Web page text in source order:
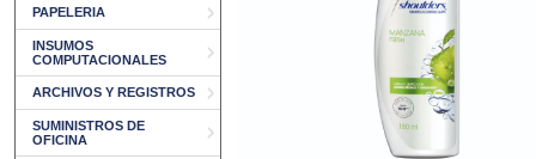
PAPELERIA
INSUMOS
COMPUTACIONALES
ARCHIVOS Y REGISTROS
SUMINISTROS DE
OFICINA